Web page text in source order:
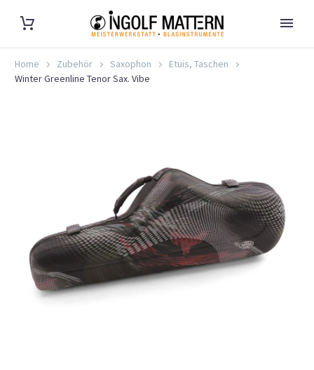
Home Zubehör Saxophon
Etuis, Taschen
Winter Greenline Tenor Sax. Vibe